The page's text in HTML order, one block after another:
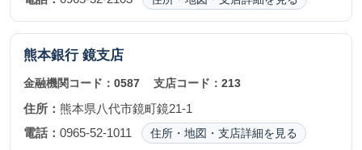
熊本銀行 鏡支店
金融機関コード： 0587 支店コード：213
住所： 熊本県八代市鏡町鏡21-1
電話： 0965-52-1011 住所・地図・支店詳細を見る